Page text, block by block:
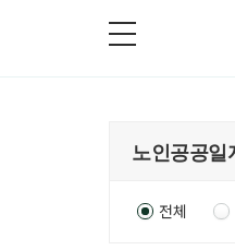
전체